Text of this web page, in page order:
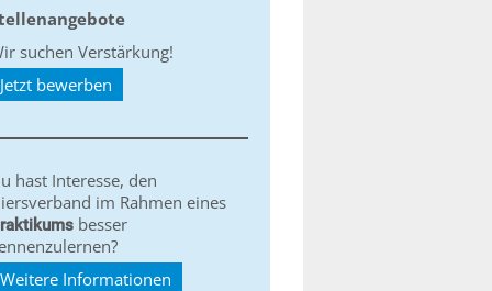
suchen Verstärkung!
Jetzt bewerben
hast Interesse, den
im Rahmen eines
besser
Weitere Informationen